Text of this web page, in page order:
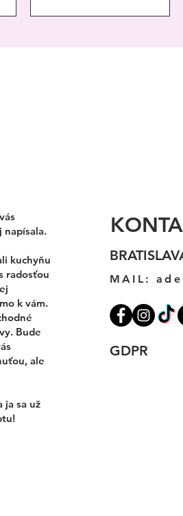
napísala.
kuchyňu
radosťou
k vám.
Bude
ale
ja sa už
MAIL:
GDPR